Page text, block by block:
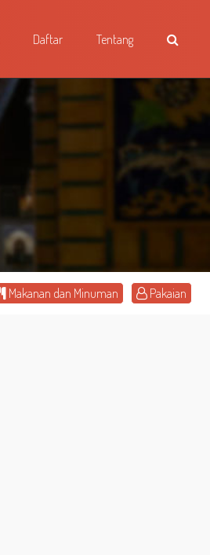
Daftar Tentang
Makanan dan Minuman Pakaian